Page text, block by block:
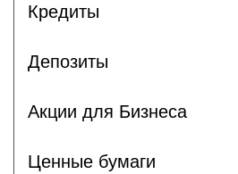
Кредиты
Депозиты
Акции для Бизнеса
Ценные бумаги